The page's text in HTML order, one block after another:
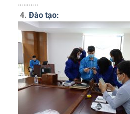
………..
4. Đào tạo: